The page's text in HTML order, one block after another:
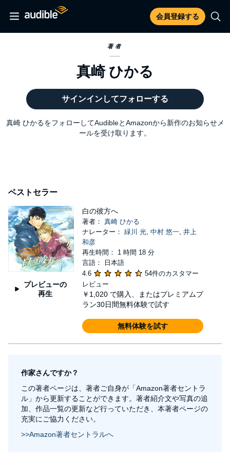
会員登録する
著者
真崎 ひかる
サインインしてフォローする
真崎 ひかるをフォローしてAudibleとAmazonから新作のお知らせメ
ールを受け取ります。
ベストセラー
プレビューの
再生
白の彼方へ
著者： 真崎 ひかる
ナレーター： 緑川 光, 中村 悠一, 井上
和彦
再生時間： 1 時間 18 分
言語： 日本語
4.6
54件のカスタマー
レビュー
￥1,020 で購入、またはプレミアムプ
ラン30日間無料体験で試す
無料体験を試す
作家さんですか？
この著者ページは、著者ご自身が「Amazon著者セントラ
ル」から更新することができます。著者紹介文や写真の追
加、作品一覧の更新など行っていただき、本著者ページの
充実にご協力ください。
>>Amazon著者セントラルへ